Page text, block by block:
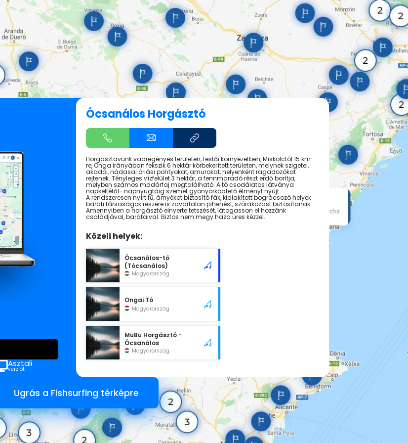
Asztali
verziót
Ócsanálos Horgásztó
Horgásztavunk vadregényes területen, festői környezetben, Miskolctól 15 km-
re, Onga irányában fekszik 6 hektár körbekerített területen, melynek szigetei,
akadói, nádasai óriási pontyokat, amurokat, helyenként ragadozókat
rejtenek. Tényleges vízfelület 3 hektár, a fennmaradó részt erdő borítja,
melyben számos madárfaj megtalálható. A tó csodálatos látványa
napkeltétől- napnyugtáig szemet gyönyörködtető élményt nyújt.
A rendszeresen nyírt fű, árnyékot biztosító fák, kialakított bográcsozó helyek
baráti társaságok részére is zavartalan pihenést, szórakozást biztosítanak.
Amennyiben a horgásztó elnyerte tetszését, látogasson el hozzánk
családjával, barátaival. Biztos nem megy haza üres kézzel.
Közeli helyek:
Ócsanálos-tó
(Tócsanálos)
Magyarország
Ongai Tó
Magyarország
MuBu Horgásztó -
Ócsanálos
Magyarország
Ugrás a Fishsurfing térképre